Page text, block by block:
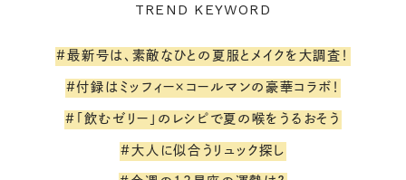
TREND KEYWORD
#最新号は、素敵なひとの夏服とメイクを大調査！
#付録はミッフィー×コールマンの豪華コラボ！
#「飲むゼリー」のレシピで夏の喉をうるおそう
#大人に似合うリュック探し